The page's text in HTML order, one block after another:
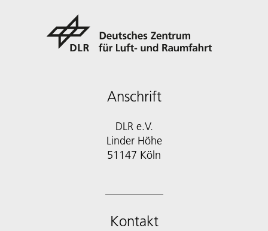
Anschrift
DLR e.V.
Linder Höhe
51147 Köln
Kontakt